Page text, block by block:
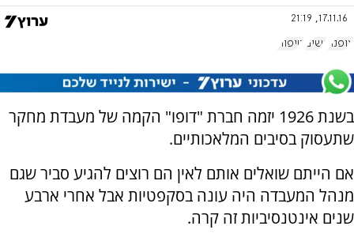
17.11.16, 21:19
אופנה נשים טיפוח
בשנת 1926 יזמה חברת "דופו" הקמה של מעבדת מחקר
שתעסוק בסיבים המלאכותיים.
אם הייתם שואלים אותם לאין הם רוצים להגיע סביר שגם
מנהל המעבדה היה עונה בסקפטיות אבל אחרי ארבע
שנים אינטנסיביות זה קרה.